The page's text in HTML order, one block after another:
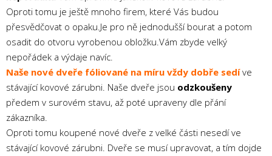
Oproti tomu je ještě mnoho firem, které Vás budou
přesvědčovat o opaku.Je pro ně jednodušší bourat a potom
osadit do otvoru vyrobenou obložku.Vám zbyde velký
nepořádek a výdaje navíc.
Naše nové dveře fóliované na míru vždy dobře sedíve
stávající kovové zárubni. Naše dveře jsou odzkoušeny
předem v surovém stavu, až poté upraveny dle přání
zákazníka.
Oproti tomu koupené nové dveře z velké části nesedí ve
stávající kovové zárubni. Dveře se musí upravovat, a tím dojde